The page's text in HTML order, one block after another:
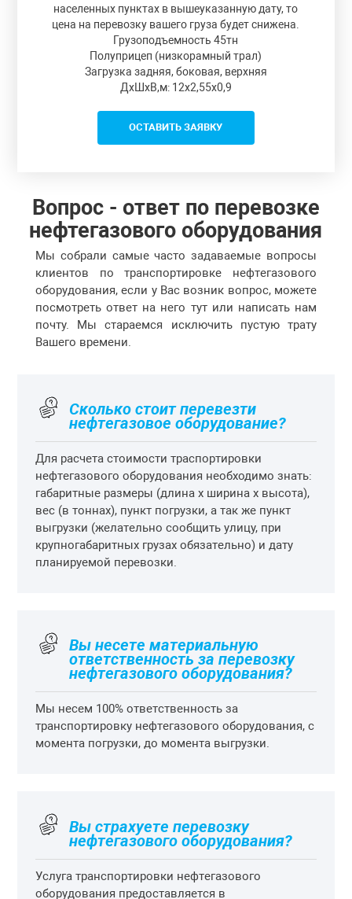
населенных пунктах в вышеуказанную дату, то
цена на перевозку вашего груза будет снижена.
Грузоподъемность 45тн
Полуприцеп (низкорамный трал)
Загрузка задняя, боковая, верхняя
ДxШxВ,м: 12x2,55x0,9
ОСТАВИТЬ ЗАЯВКУ
Вопрос - ответ по перевозке
нефтегазового оборудования
Мы собрали самые часто задаваемые вопросы
клиентов по транспортировке нефтегазового
оборудования, если у Вас возник вопрос, можете
посмотреть ответ на него тут или написать нам
почту. Мы стараемся исключить пустую трату
Вашего времени.
Сколько стоит перевезти
нефтегазовое оборудование?
Для расчета стоимости траспортировки
нефтегазового оборудования необходимо знать:
габаритные размеры (длина х ширина х высота),
вес (в тоннах), пункт погрузки, а так же пункт
выгрузки (желательно сообщить улицу, при
крупногабаритных грузах обязательно) и дату
планируемой перевозки.
Вы несете материальную
ответственность за перевозку
нефтегазового оборудования?
Мы несем 100% ответственность за
транспортировку нефтегазового оборудования, с
момента погрузки, до момента выгрузки.
Вы страхуете перевозку
нефтегазового оборудования?
Услуга транспортировки нефтегазового
оборудования предоставляется в